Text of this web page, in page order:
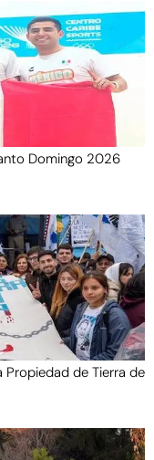
Domingo 2026
de Tierra de